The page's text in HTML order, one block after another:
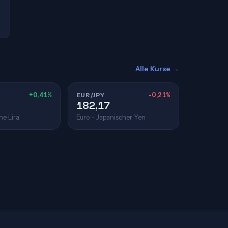
Alle Kurse →
+0,41%
Lira
EUR/JPY -0,21%
182,17
Euro – Japanischer Yen